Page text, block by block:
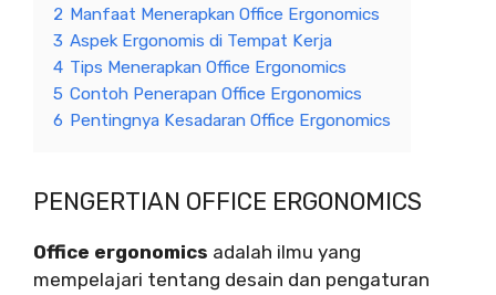
2 Manfaat Menerapkan Office Ergonomics
3 Aspek Ergonomis di Tempat Kerja
4 Tips Menerapkan Office Ergonomics
5 Contoh Penerapan Office Ergonomics
6 Pentingnya Kesadaran Office Ergonomics
PENGERTIAN OFFICE ERGONOMICS
Office ergonomics adalah ilmu yang
mempelajari tentang desain dan pengaturan